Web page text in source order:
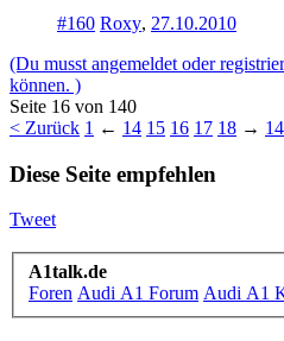
#160 Roxy, 27.10.2010
(Du musst angemeldet oder
können. )
Seite 16 von 140
< Zurück 1 ← 14 15 16 17 18 →
Diese Seite empfehlen
Tweet
A1talk.de
Foren Audi A1 Forum Audi A1